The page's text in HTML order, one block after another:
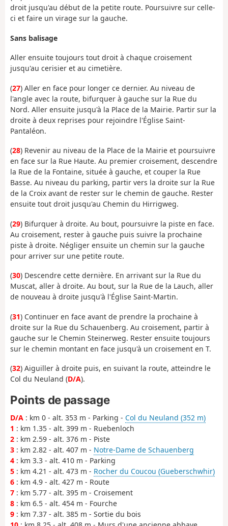
droit jusqu'au début de la petite route. Poursuivre sur celle-
ci et faire un virage sur la gauche.
Sans balisage
Aller ensuite toujours tout droit à chaque croisement
jusqu'au cerisier et au cimetière.
(27) Aller en face pour longer ce dernier. Au niveau de
l'angle avec la route, bifurquer à gauche sur la Rue du
Nord. Aller ensuite jusqu'à la Place de la Mairie. Partir sur la
droite à deux reprises pour rejoindre l'Église Saint-
Pantaléon.
(28) Revenir au niveau de la Place de la Mairie et poursuivre
en face sur la Rue Haute. Au premier croisement, descendre
la Rue de la Fontaine, située à gauche, et couper la Rue
Basse. Au niveau du parking, partir vers la droite sur la Rue
de la Croix avant de rester sur le chemin de gauche. Rester
ensuite tout droit jusqu'au Chemin du Hirrigweg.
(29) Bifurquer à droite. Au bout, poursuivre la piste en face.
Au croisement, rester à gauche puis suivre la prochaine
piste à droite. Négliger ensuite un chemin sur la gauche
pour arriver sur une petite route.
(30) Descendre cette dernière. En arrivant sur la Rue du
Muscat, aller à droite. Au bout, sur la Rue de la Lauch, aller
de nouveau à droite jusqu'à l'Église Saint-Martin.
(31) Continuer en face avant de prendre la prochaine à
droite sur la Rue du Schauenberg. Au croisement, partir à
gauche sur le Chemin Steinerweg. Rester ensuite toujours
sur le chemin montant en face jusqu'à un croisement en T.
(32) Aiguiller à droite puis, en suivant la route, atteindre le
Col du Neuland (D/A).
Points de passage
D/A : km 0 - alt. 353 m - Parking - Col du Neuland (352 m)
1 : km 1.35 - alt. 399 m - Ruebenloch
2 : km 2.59 - alt. 376 m - Piste
3 : km 2.82 - alt. 407 m - Notre-Dame de Schauenberg
4 : km 3.3 - alt. 410 m - Parking
5 : km 4.21 - alt. 473 m - Rocher du Coucou (Gueberschwhir)
6 : km 4.9 - alt. 427 m - Route
7 : km 5.77 - alt. 395 m - Croisement
8 : km 6.5 - alt. 454 m - Fourche
9 : km 7.37 - alt. 385 m - Sortie du bois